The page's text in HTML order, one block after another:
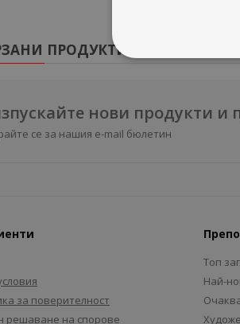
ПРОДУКТИ
нови продукти и
се за нашия e-mail бюлетин
за поверителност
решаване на спорове
Топ
Най-